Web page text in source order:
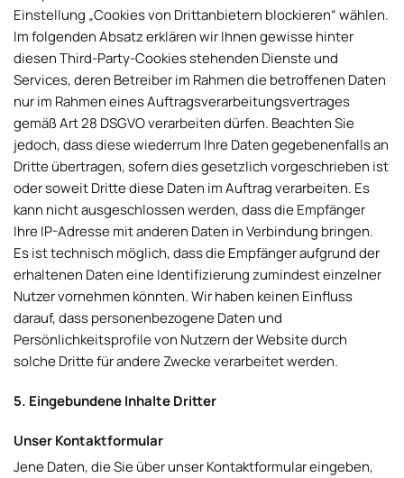
Einstellung „Cookies von Drittanbietern blockieren“ wählen.
Im folgenden Absatz erklären wir Ihnen gewisse hinter
diesen Third-Party-Cookies stehenden Dienste und
Services, deren Betreiber im Rahmen die betroffenen Daten
nur im Rahmen eines Auftragsverarbeitungsvertrages
gemäß Art 28 DSGVO verarbeiten dürfen. Beachten Sie
jedoch, dass diese wiederrum Ihre Daten gegebenenfalls an
Dritte übertragen, sofern dies gesetzlich vorgeschrieben ist
oder soweit Dritte diese Daten im Auftrag verarbeiten. Es
kann nicht ausgeschlossen werden, dass die Empfänger
Ihre IP-Adresse mit anderen Daten in Verbindung bringen.
Es ist technisch möglich, dass die Empfänger aufgrund der
erhaltenen Daten eine Identifizierung zumindest einzelner
Nutzer vornehmen könnten. Wir haben keinen Einfluss
darauf, dass personenbezogene Daten und
Persönlichkeitsprofile von Nutzern der Website durch
solche Dritte für andere Zwecke verarbeitet werden.
5. Eingebundene Inhalte Dritter
Unser Kontaktformular
Jene Daten, die Sie über unser Kontaktformular eingeben,